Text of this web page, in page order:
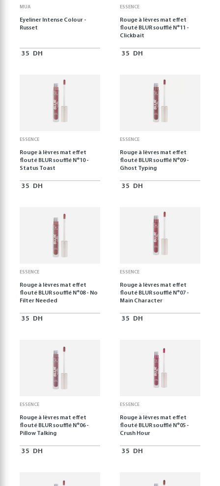
MUA
Eyeliner Intense Colour -
Russet
35 DH
ESSENCE
Rouge à lèvres mat effet
flouté BLUR soufflé N°11 -
Clickbait
35 DH
ESSENCE
Rouge à lèvres mat effet
flouté BLUR soufflé N°10 -
Status Toast
35 DH
ESSENCE
Rouge à lèvres mat effet
flouté BLUR soufflé N°09 -
Ghost Typing
35 DH
ESSENCE
Rouge à lèvres mat effet
flouté BLUR soufflé N°08 - No
Filter Needed
35 DH
ESSENCE
Rouge à lèvres mat effet
flouté BLUR soufflé N°07 -
Main Character
35 DH
ESSENCE
Rouge à lèvres mat effet
flouté BLUR soufflé N°06 -
Pillow Talking
35 DH
ESSENCE
Rouge à lèvres mat effet
flouté BLUR soufflé N°05 -
Crush Hour
35 DH